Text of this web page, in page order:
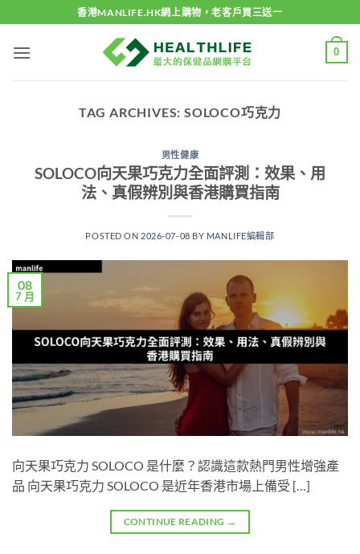
to
content
香港MANLIFE.HK網上購物，老客戶買三送一
0
TAG ARCHIVES: SOLOCO巧克力
男性健康
SOLOCO向天果巧克力全面評測：效果、用
法、真假辨別與香港購買指南
POSTED ON 2026-07-08 BY MANLIFE編輯部
08
7 月
向天果巧克力 SOLOCO 是什麼？認識這款熱門男性增強產
品 向天果巧克力 SOLOCO 是近年香港市場上備受 […]
CONTINUE READING →